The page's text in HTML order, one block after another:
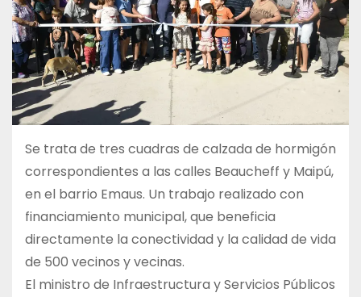
Se trata de tres cuadras de calzada de hormigón
correspondientes a las calles Beaucheff y Maipú,
en el barrio Emaus. Un trabajo realizado con
financiamiento municipal, que beneficia
directamente la conectividad y la calidad de vida
de 500 vecinos y vecinas.
El ministro de Infraestructura y Servicios Públicos